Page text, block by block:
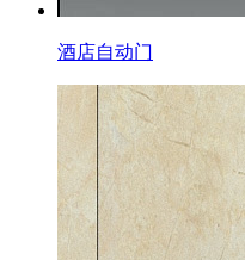
酒店自动门